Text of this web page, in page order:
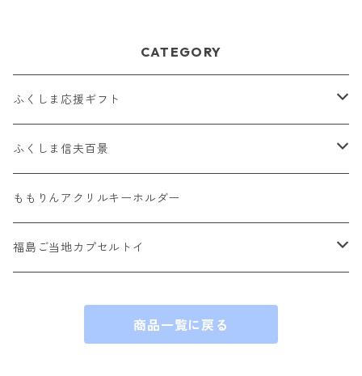
CATEGORY
ふくしま応援ギフト
福島市応援ギフト
ふくしまフルーツギフト
ふくしま信夫百景
レターセット・一筆箋・ポチ袋
ポストカード
ポストカードセット
ももりんアクリルキーホルダー
福島ご当地カプセルトイ
商品一覧に戻る